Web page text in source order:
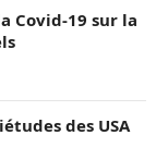
Covid-19 sur la
des USA